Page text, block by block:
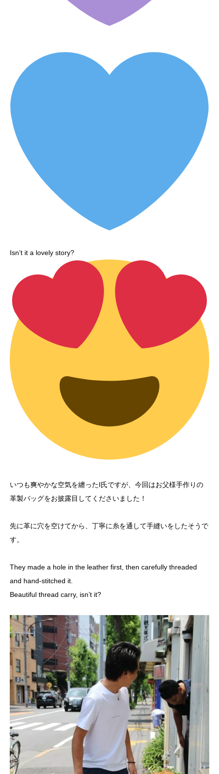
Isn’t it a lovely story?
いつも爽やかな空気を纏ったI氏ですが、今回はお父様手作りの
革製バッグをお披露目してくださいました！
先に革に穴を空けてから、丁寧に糸を通して手縫いをしたそうで
す。
They made a hole in the leather first, then carefully threaded
and hand-stitched it.
Beautiful thread carry, isn’t it?